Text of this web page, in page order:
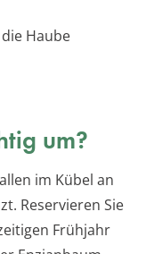
Haube
um?
im Kübel an
Reservieren Sie
Frühjahr